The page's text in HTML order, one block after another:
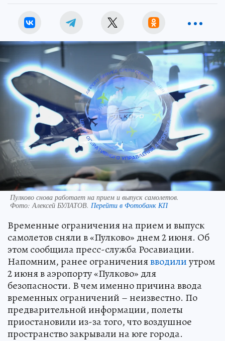
Пулково снова работает на прием и выпуск самолетов.
Фото: Алексей БУЛАТОВ. Перейти в Фотобанк КП
Временные ограничения на прием и выпуск
самолетов сняли в «Пулково» днем 2 июня. Об
этом сообщила пресс-служба Росавиации.
Напомним, ранее ограничениявводилиутром
2 июня в аэропорту «Пулково» для
безопасности. В чем именно причина ввода
временных ограничений – неизвестно. По
предварительной информации, полеты
приостановили из-за того, что воздушное
пространство закрывали на юге города.